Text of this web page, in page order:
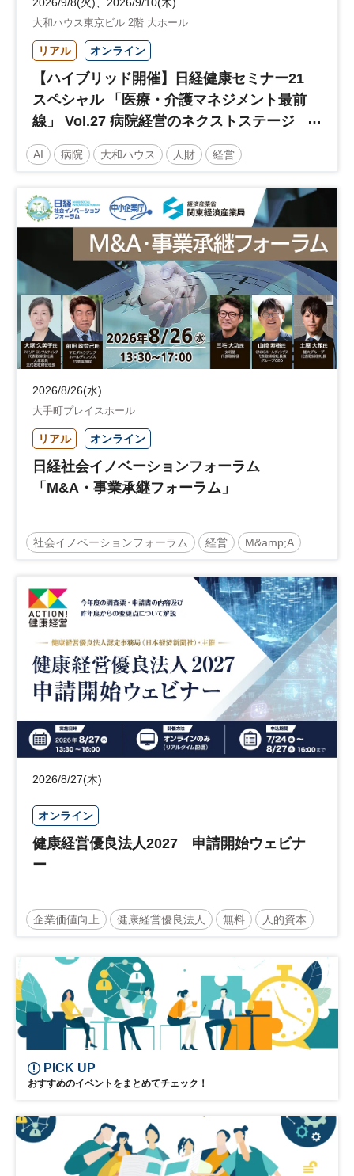
大和ハウス東京ビル 2階 大ホール
リアル オンライン
【ハイブリッド開催】日経健康セミナー21
スペシャル 「医療・介護マネジメント最前
線」 Vol.27 病院経営のネクストステージ
～診療報酬改定のその先 AI・DX・人財戦
略で描く持続可能な未来へ～
AI 病院 大和ハウス 人財 経営
人材戦略
日経健康セミナー 病院経営 診療報酬
土日祝開催
2026/8/26(水)
大手町プレイスホール
リアル オンライン
日経社会イノベーションフォーラム
「M&A・事業承継フォーラム」
社会イノベーションフォーラム 経営 M&amp;A
事業承継 中堅中小企業
日経社会イノベーションフォーラム 参加無料
2026/8/27(木)
オンライン
健康経営優良法人2027 申請開始ウェビナ
ー
企業価値向上 健康経営優良法人 無料 人的資本
PICK UP
おすすめのイベントをまとめてチェック！